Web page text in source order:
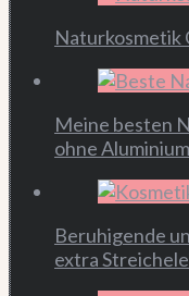
Naturkosmetik
Meine besten
ohne
Beruhigende
extra